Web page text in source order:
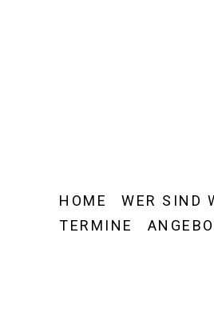
HOME WER SIND
TERMINE